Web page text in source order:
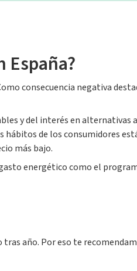
España?
consecuencia negativa
y del interés en alternativas
hábitos de los consumidores
más bajo.
energético como el
año. Por eso te